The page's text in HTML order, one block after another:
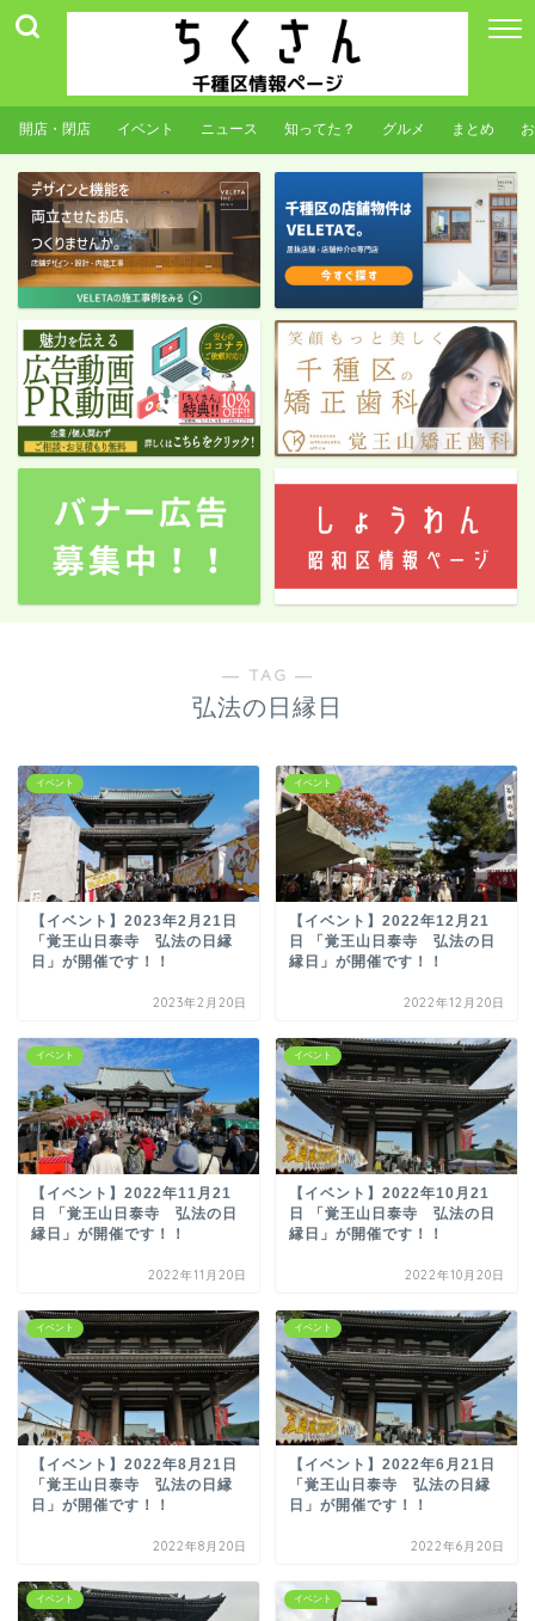
開店・閉店 イベント ニュース 知ってた？ グルメ まとめ
― TAG ―
弘法の日縁日
イベント
【イベント】2023年2月21日
「覚王山日泰寺 弘法の日縁
日」が開催です！！
2023年2月20日
イベント
【イベント】2022年12月21
日 「覚王山日泰寺 弘法の日
縁日」が開催です！！
2022年12月20日
イベント
【イベント】2022年11月21
日 「覚王山日泰寺 弘法の日
縁日」が開催です！！
2022年11月20日
イベント
【イベント】2022年10月21
日 「覚王山日泰寺 弘法の日
縁日」が開催です！！
2022年10月20日
イベント
【イベント】2022年8月21日
「覚王山日泰寺 弘法の日縁
日」が開催です！！
2022年8月20日
イベント
【イベント】2022年6月21日
「覚王山日泰寺 弘法の日縁
日」が開催です！！
2022年6月20日
イベント イベント